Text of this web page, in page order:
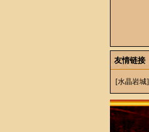
友情链接
[水晶岩城]